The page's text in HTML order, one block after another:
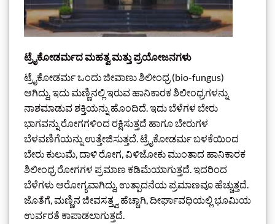
ಟ್ರೈಕೋಡರ್ಮದ ಮಹತ್ವ ಮತ್ತು ಪ್ರಯೋಜನಗಳು
ಟ್ರೈಕೋಡರ್ಮ ಒಂದು ಜೀವಾಣು ಶಿಲೀಂಧ್ರ (bio-fungus)
ಆಗಿದ್ದು, ಇದು ಮಣ್ಣಿನಲ್ಲಿ ಇರುವ ಹಾನಿಕಾರಕ ಶಿಲೀಂಧ್ರಗಳನ್ನು
ನಾಶಮಾಡುವ ಶಕ್ತಿಯನ್ನು ಹೊಂದಿದೆ. ಇದು ಬೆಳೆಗಳ ಬೇರು
ಭಾಗವನ್ನು ರೋಗಗಳಿಂದ ರಕ್ಷಿಸುತ್ತದೆ ಹಾಗೂ ಬೇರುಗಳ
ಬೆಳವಣಿಗೆಯನ್ನು ಉತ್ತೇಜಿಸುತ್ತದೆ. ಟ್ರೈಕೋಡರ್ಮ ಬಳಕೆಯಿಂದ
ಬೇರು ಕುಲುಮೆ, ದಾಳಿ ರೋಗ, ವಿಳಿಜೋಕು ಮುಂತಾದ ಹಾನಿಕಾರಕ
ಶಿಲೀಂಧ್ರ ರೋಗಗಳ ಪ್ರಮಾಣ ಕಡಿಮೆಯಾಗುತ್ತದೆ. ಇದರಿಂದ
ಬೆಳೆಗಳು ಆರೋಗ್ಯವಾಗಿದ್ದು, ಉತ್ಪಾದನೆಯ ಪ್ರಮಾಣವೂ ಹೆಚ್ಚುತ್ತದೆ.
ಜೊತೆಗೆ, ಮಣ್ಣಿನ ಜೀವಸತ್ತ್ವ ಹೆಚ್ಚಾಗಿ, ದೀರ್ಘಾವಧಿಯಲ್ಲಿ ಭೂಮಿಯ
ಉರ್ವರತೆ ಕಾಪಾಡಲಾಗುತ್ತದೆ.